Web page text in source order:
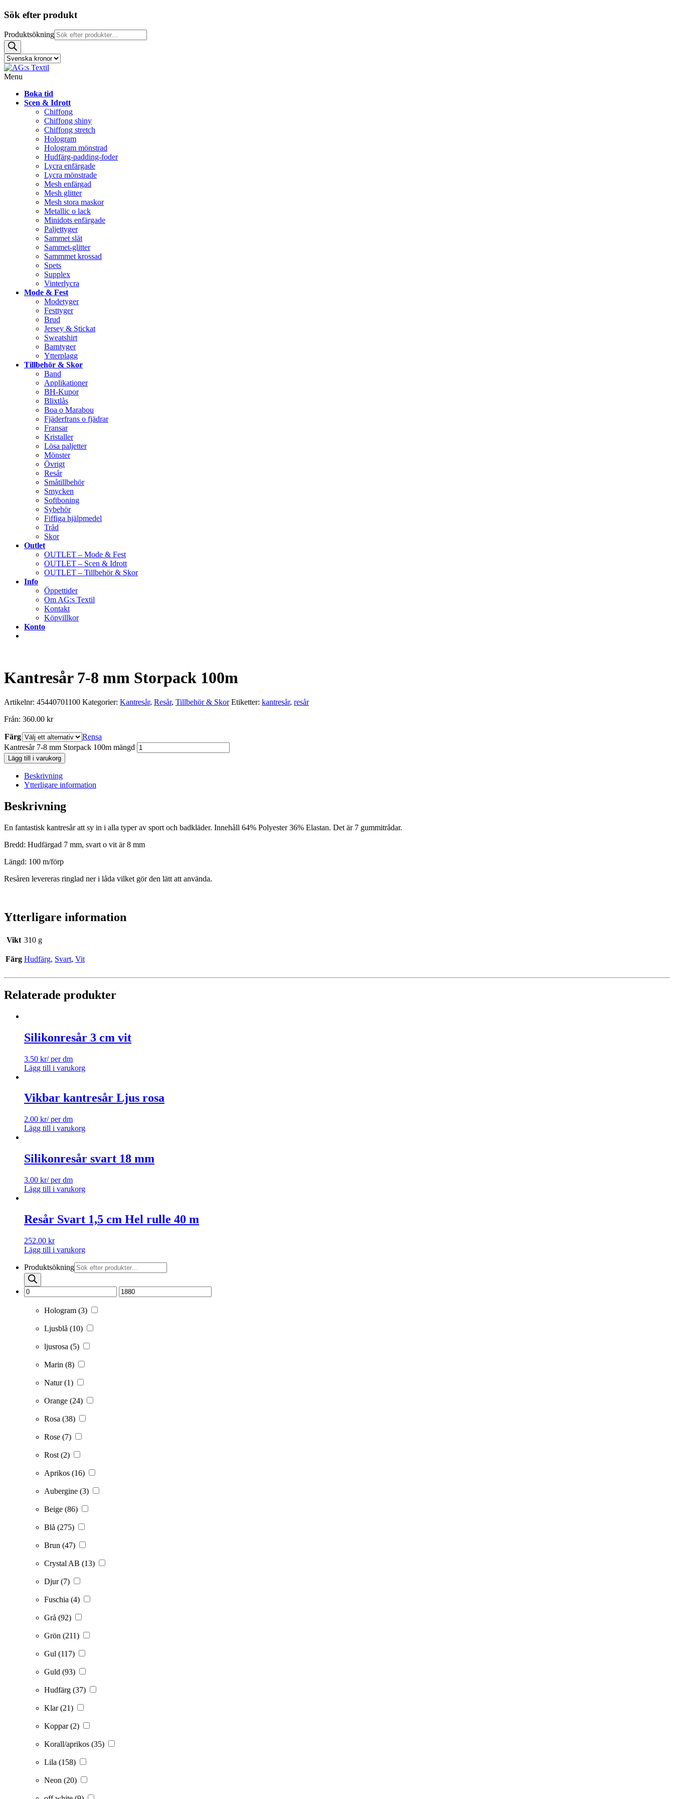
Sök efter produkt
Produktsökning
Menu
Boka tid
Scen & Idrott
Chiffong
Chiffong shiny
Chiffong stretch
Hologram
Hologram mönstrad
Hudfärg-padding-foder
Lycra enfärgade
Lycra mönstrade
Mesh enfärgad
Mesh glitter
Mesh stora maskor
Metallic o lack
Minidots enfärgade
Paljettyger
Sammet slät
Sammet-glitter
Sammmet krossad
Spets
Supplex
Vinterlycra
Mode & Fest
Modetyger
Festtyger
Brud
Jersey & Stickat
Sweatshirt
Barntyger
Ytterplagg
Tillbehör & Skor
Band
Applikationer
BH-Kupor
Blixtlås
Boa o Marabou
Fjäderfrans o fjädrar
Fransar
Kristaller
Lösa paljetter
Mönster
Övrigt
Resår
Småtillbehör
Smycken
Softboning
Sybehör
Fiffiga hjälpmedel
Tråd
Skor
Outlet
OUTLET – Mode & Fest
OUTLET – Scen & Idrott
OUTLET – Tillbehör & Skor
Info
Öppettider
Om AG:s Textil
Kontakt
Köpvillkor
Konto
Kantresår 7-8 mm Storpack 100m
Artikelnr: 45440701100 Kategorier: Kantresår, Resår, Tillbehör & Skor Etiketter: kantresår, resår
Från: 360.00 kr
Färg
Rensa
Kantresår 7-8 mm Storpack 100m mängd
Lägg till i varukorg
Beskrivning
Ytterligare information
Beskrivning
En fantastisk kantresår att sy in i alla typer av sport och badkläder. Innehåll 64% Polyester 36% Elastan. Det är 7 gummitrådar.
Bredd: Hudfärgad 7 mm, svart o vit är 8 mm
Längd: 100 m/förp
Resåren levereras ringlad ner i låda vilket gör den lätt att använda.
Ytterligare information
Vikt 310 g
Färg Hudfärg, Svart, Vit
Relaterade produkter
Silikonresår 3 cm vit
3.50 kr/ per dm
Lägg till i varukorg
Vikbar kantresår Ljus rosa
2.00 kr/ per dm
Lägg till i varukorg
Silikonresår svart 18 mm
3.00 kr/ per dm
Lägg till i varukorg
Resår Svart 1,5 cm Hel rulle 40 m
252.00 kr
Lägg till i varukorg
Produktsökning
Hologram (3)
Ljusblå (10)
ljusrosa (5)
Marin (8)
Natur(1)
Orange (24)
Rosa (38)
Rose (7)
Rost (2)
Aprikos (16)
Aubergine (3)
Beige (86)
Blå (275)
Brun (47)
Crystal AB (13)
Djur(7)
Fuschia (4)
Grå (92)
Grön (211)
Gul (117)
Guld (93)
Hudfärg (37)
Klar(21)
Koppar(2)
Korall/aprikos (35)
Lila (158)
Neon (20)